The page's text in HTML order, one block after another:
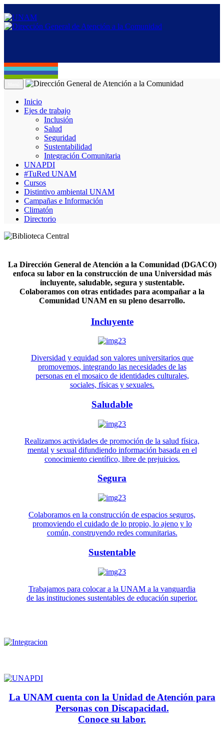
Inicio
Ejes de trabajo
Inclusión
Salud
Seguridad
Sustentabilidad
Integración Comunitaria
UNAPDI
#TuRed UNAM
Cursos
Distintivo ambiental UNAM
Campañas e Información
Climatón
Directorio
La Dirección General de Atención a la Comunidad (DGACO)
enfoca su labor en la construcción de una Universidad más
incluyente, saludable, segura y sustentable.
Colaboramos con otras entidades para acompañar a la
Comunidad UNAM en su pleno desarrollo.
Incluyente
Diversidad y equidad son valores universitarios que
promovemos, integrando las necesidades de las
personas en el mosaico de identidades culturales,
sociales, físicas y sexuales.
Saludable
Realizamos actividades de promoción de la salud física,
mental y sexual difundiendo información basada en el
conocimiento científico, libre de prejuicios.
Segura
Colaboramos en la construcción de espacios seguros,
promoviendo el cuidado de lo propio, lo ajeno y lo
común, construyendo redes comunitarias.
Sustentable
Trabajamos para colocar a la UNAM a la vanguardia
de las instituciones sustentables de educación superior.
La UNAM cuenta con la Unidad de Atención para
Personas con Discapacidad.
Conoce su labor.